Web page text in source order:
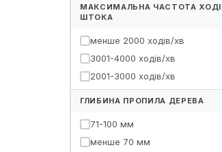
МАКСИМАЛЬНА ЧАСТОТА
ШТОКА
менше 2000 ходів/хв
3001-4000 ходів/хв
2001-3000 ходів/хв
ГЛИБИНА ПРОПИЛА ДЕРЕВА
71-100 мм
менше 70 мм